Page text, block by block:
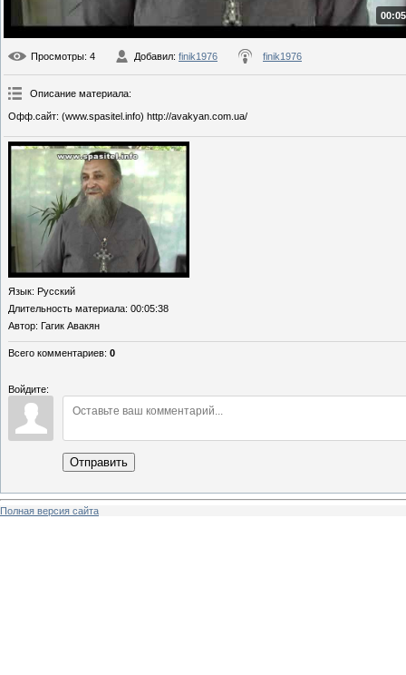
Просмотры: 4 Добавил: finik1976 finik1976
Описание материала:
Офф.сайт: (www.spasitel.info) http://avakyan.com.ua/
Язык: Русский
Длительность материала: 00:05:38
Автор: Гагик Авакян
Всего комментариев: 0
Войдите:
Отправить
Полная версия сайта